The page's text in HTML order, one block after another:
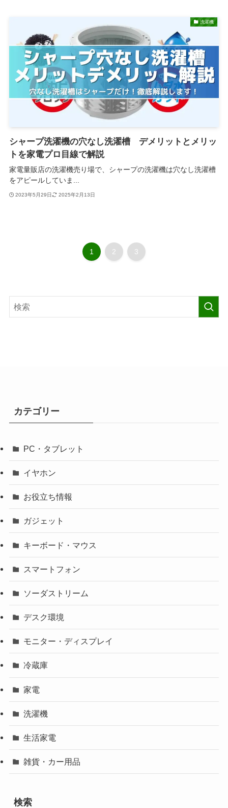
洗濯機
シャープ洗濯機の穴なし洗濯槽 デメリットとメリッ
トを家電プロ目線で解説
家電量販店の洗濯機売り場で、シャープの洗濯機は穴なし洗濯槽
をアピールしていま...
2023年5月29日 2025年2月13日
1 2 3
カテゴリー
PC・タブレット
イヤホン
お役立ち情報
ガジェット
キーボード・マウス
スマートフォン
ソーダストリーム
デスク環境
モニター・ディスプレイ
冷蔵庫
家電
洗濯機
生活家電
雑貨・カー用品
検索